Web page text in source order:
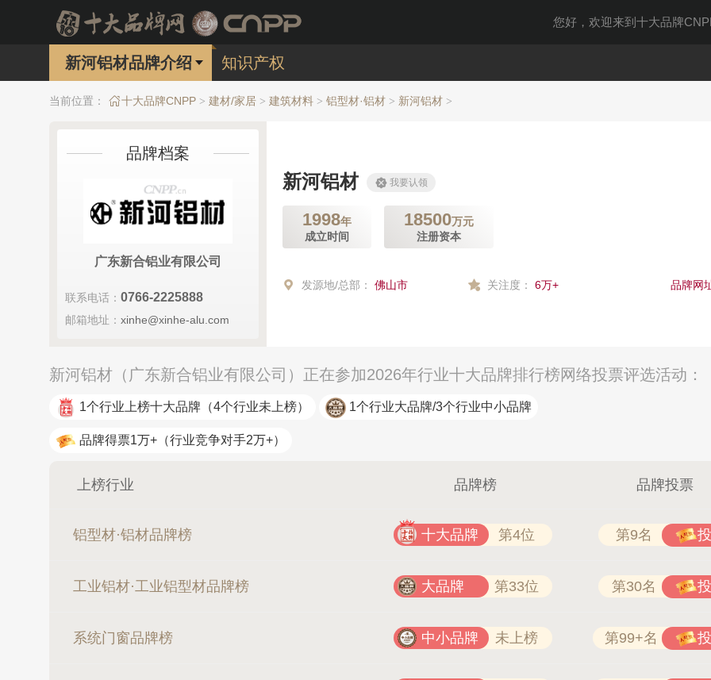
您好，欢迎来到十大品牌
新河铝材品牌介绍 知识产权
当前位置： 十大品牌CNPP > 建材/家居 > 建筑材料 > 铝型材·铝材 > 新河铝材 >
品牌档案
广东新合铝业有限公司
联系电话： 0766-2225888
邮箱地址： xinhe@xinhe-alu.com
新河铝材 我要认领
1998年
成立时间
18500万元
注册资本
发源地/总部： 佛山市 关注度： 6万+ 品牌网
新河铝材（广东新合铝业有限公司）正在参加2026年行业十大品牌排行榜网络投票评选活动：
1个行业上榜十大品牌 （4个行业未上榜） 1个行业大品牌/3个行业中小品牌
品牌得票1万+ （行业竞争对手2万+）
上榜行业 品牌榜 品牌投票
铝型材·铝材品牌榜 十大品牌 第4位 第9名
工业铝材·工业铝型材品牌榜 大品牌 第33位 第30名
系统门窗品牌榜 中小品牌 未上榜 第99+名